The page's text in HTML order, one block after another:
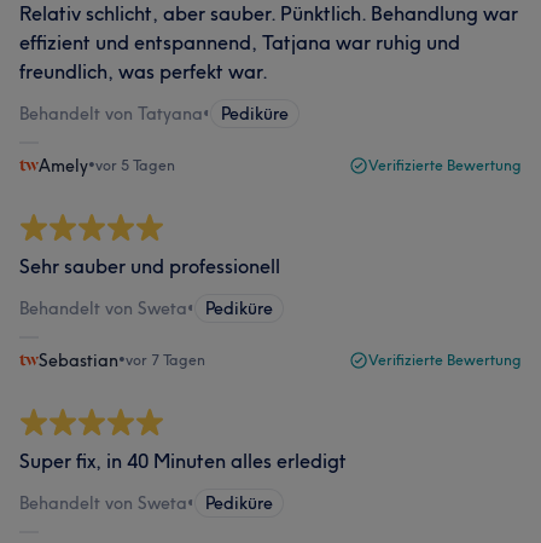
Relativ schlicht, aber sauber. Pünktlich. Behandlung war
effizient und entspannend, Tatjana war ruhig und
freundlich, was perfekt war.
Behandelt von Tatyana• Pediküre
Amely•vor 5 Tagen Verifizierte Bewertung
Sehr sauber und professionell
Behandelt von Sweta• Pediküre
Sebastian•vor 7 Tagen Verifizierte Bewertung
Super fix, in 40 Minuten alles erledigt
Behandelt von Sweta• Pediküre